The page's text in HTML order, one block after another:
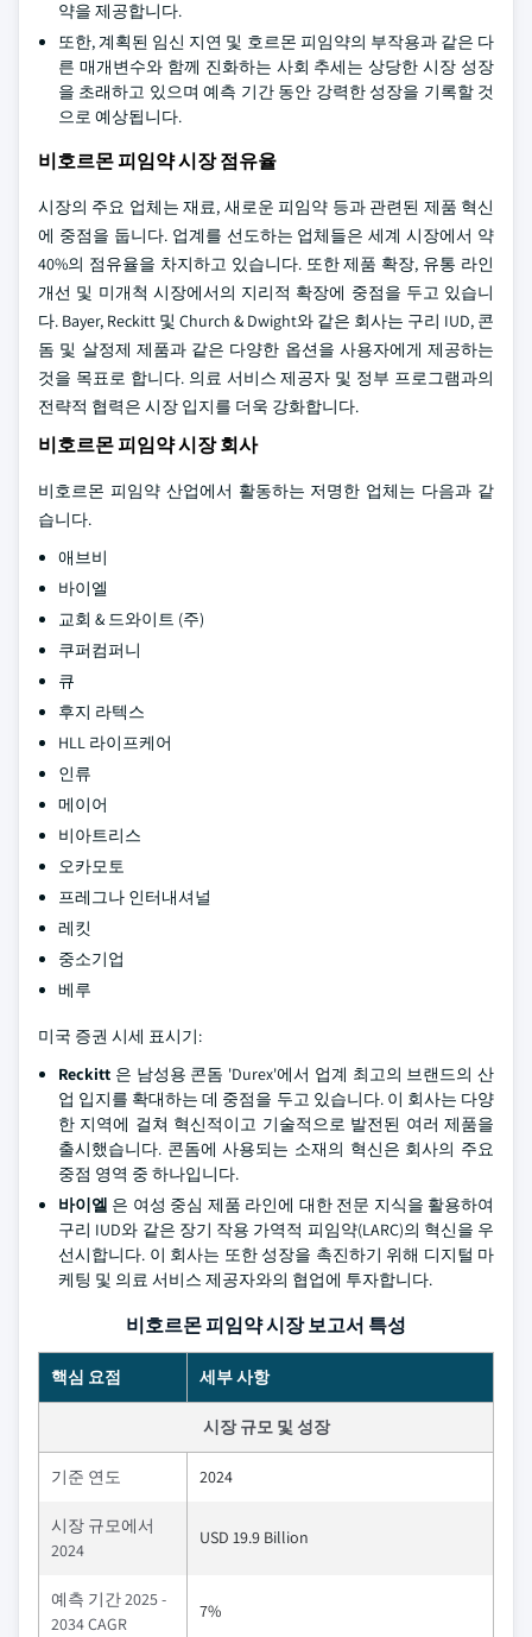
약을 제공합니다.
또한, 계획된 임신 지연 및 호르몬 피임약의 부작용과 같은 다
른 매개변수와 함께 진화하는 사회 추세는 상당한 시장 성장
을 초래하고 있으며 예측 기간 동안 강력한 성장을 기록할 것
으로 예상됩니다.
비호르몬 피임약 시장 점유율
시장의 주요 업체는 재료, 새로운 피임약 등과 관련된 제품 혁신
에 중점을 둡니다. 업계를 선도하는 업체들은 세계 시장에서 약
40%의 점유율을 차지하고 있습니다. 또한 제품 확장, 유통 라인
개선 및 미개척 시장에서의 지리적 확장에 중점을 두고 있습니
다. Bayer, Reckitt 및 Church & Dwight와 같은 회사는 구리 IUD, 콘
돔 및 살정제 제품과 같은 다양한 옵션을 사용자에게 제공하는
것을 목표로 합니다. 의료 서비스 제공자 및 정부 프로그램과의
전략적 협력은 시장 입지를 더욱 강화합니다.
비호르몬 피임약 시장 회사
비호르몬 피임약 산업에서 활동하는 저명한 업체는 다음과 같
습니다.
애브비
바이엘
교회 & 드와이트 (주)
쿠퍼컴퍼니
큐
후지 라텍스
HLL 라이프케어
인류
메이어
비아트리스
오카모토
프레그나 인터내셔널
레킷
중소기업
베루
미국 증권 시세 표시기:
Reckitt 은 남성용 콘돔 'Durex'에서 업계 최고의 브랜드의 산
업 입지를 확대하는 데 중점을 두고 있습니다. 이 회사는 다양
한 지역에 걸쳐 혁신적이고 기술적으로 발전된 여러 제품을
출시했습니다. 콘돔에 사용되는 소재의 혁신은 회사의 주요
중점 영역 중 하나입니다.
바이엘 은 여성 중심 제품 라인에 대한 전문 지식을 활용하여
구리 IUD와 같은 장기 작용 가역적 피임약(LARC)의 혁신을 우
선시합니다. 이 회사는 또한 성장을 촉진하기 위해 디지털 마
케팅 및 의료 서비스 제공자와의 협업에 투자합니다.
비호르몬 피임약 시장 보고서 특성
핵심 요점 세부 사항
시장 규모 및 성장
기준 연도 2024
시장 규모에서
2024
USD 19.9 Billion
예측 기간 2025 -
2034 CAGR
7%